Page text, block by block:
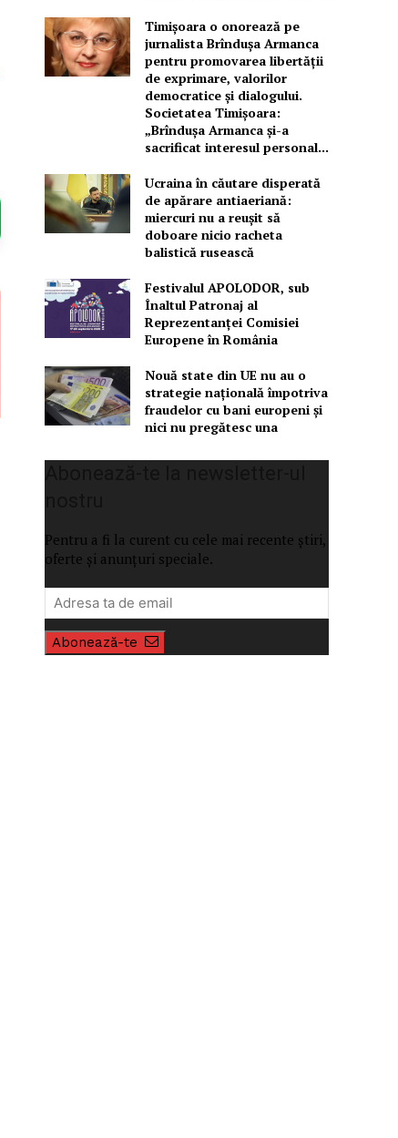
Timișoara o onorează pe
jurnalista Brîndușa Armanca
pentru promovarea libertății
de exprimare, valorilor
democratice și dialogului.
Societatea Timișoara:
„Brîndușa Armanca și-a
sacrificat interesul personal...
Ucraina în căutare disperată
de apărare antiaeriană:
miercuri nu a reușit să
doboare nicio racheta
balistică rusească
Festivalul APOLODOR, sub
Înaltul Patronaj al
Reprezentanței Comisiei
Europene în România
Nouă state din UE nu au o
strategie națională împotriva
fraudelor cu bani europeni și
nici nu pregătesc una
Pentru a fi la curent cu cele mai recente știri,
oferte și anunțuri speciale.
Abonează-te